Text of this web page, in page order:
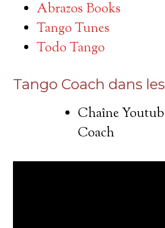
Abrazos Books
Tango Tunes
Todo Tango
Tango Coach dans
Chaîne
Coach